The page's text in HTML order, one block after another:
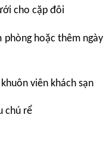
cho cặp đôi
hoặc thêm ngày
viên khách sạn
chú rể